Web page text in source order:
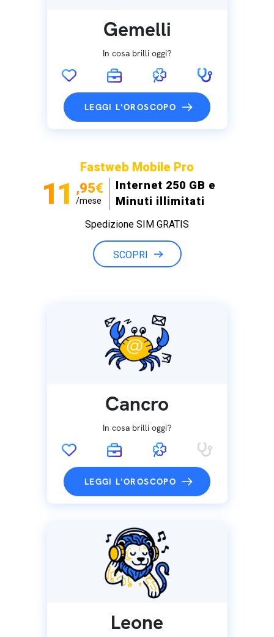
Gemelli
In cosa brilli oggi?
LEGGI L'OROSCOPO
Fastweb Mobile Pro
11 ,95€
/mese
Internet 250 GB e
Minuti illimitati
Spedizione SIM GRATIS
SCOPRI
Cancro
In cosa brilli oggi?
LEGGI L'OROSCOPO
Leone